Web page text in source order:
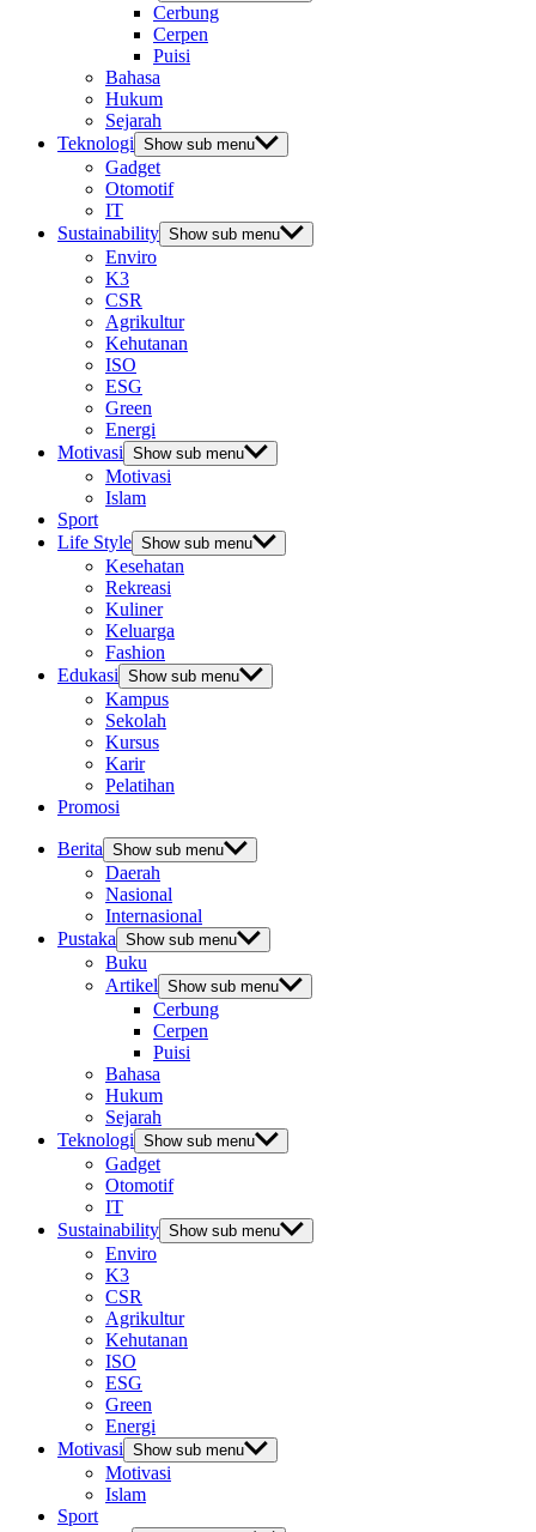
Cerbung
Cerpen
Puisi
Bahasa
Hukum
Sejarah
Teknologi Show sub menu
Gadget
Otomotif
IT
Sustainability Show sub menu
Enviro
K3
CSR
Agrikultur
Kehutanan
ISO
ESG
Green
Energi
Motivasi Show sub menu
Motivasi
Islam
Sport
Life Style Show sub menu
Kesehatan
Rekreasi
Kuliner
Keluarga
Fashion
Edukasi Show sub menu
Kampus
Sekolah
Kursus
Karir
Pelatihan
Promosi
Berita Show sub menu
Daerah
Nasional
Internasional
Pustaka Show sub menu
Buku
Artikel Show sub menu
Cerbung
Cerpen
Puisi
Bahasa
Hukum
Sejarah
Teknologi Show sub menu
Gadget
Otomotif
IT
Sustainability Show sub menu
Enviro
K3
CSR
Agrikultur
Kehutanan
ISO
ESG
Green
Energi
Motivasi Show sub menu
Motivasi
Islam
Sport